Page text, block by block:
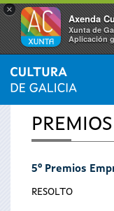
×
Axenda
Xunta de
Aplicación
Vostede
está
aquí
INICIO
PREMIOS
5º Premios
RESOLTO